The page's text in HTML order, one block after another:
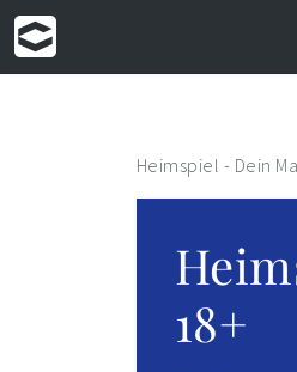
Heimspiel - Dein
18+